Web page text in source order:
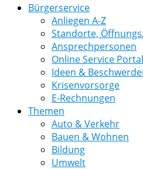
Bürgerservice
Anliegen A-Z
Standorte,
Ansprechpersonen
Online Service Portal
Ideen &
Krisenvorsorge
E-Rechnungen
Themen
Auto & Verkehr
Bauen & Wohnen
Bildung
Umwelt